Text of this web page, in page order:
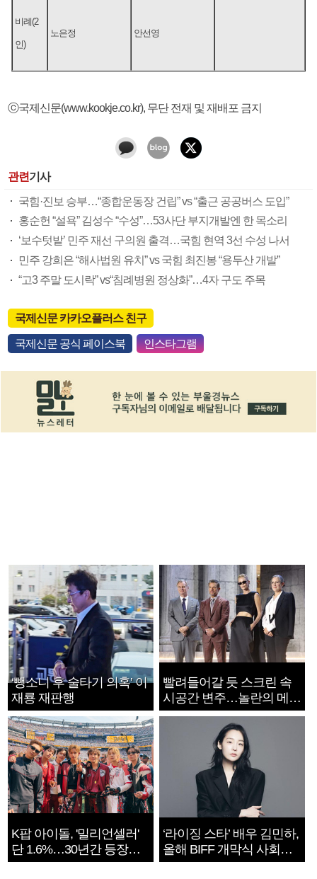
비례(2
인)
노은정 안선영
ⓒ국제신문(www.kookje.co.kr), 무단 전재 및 재배포 금지
관련기사
국힘·진보 승부…“종합운동장 건립” vs “출근 공공버스 도입”
홍순헌 “설욕” 김성수 “수성”…53사단 부지개발엔 한 목소리
‘보수텃밭’ 민주 재선 구의원 출격…국힘 현역 3선 수성 나서
민주 강희은 “해사법원 유치” vs 국힘 최진봉 “용두산 개발”
“고3 주말 도시락” vs“침례병원 정상화”…4자 구도 주목
국제신문 카카오플러스 친구
국제신문 공식 페이스북 인스타그램
‘뺑소니 후 술타기 의혹’ 이
재룡 재판행
빨려들어갈 듯 스크린 속
시공간 변주…놀란의 메시
지는 ‘전쟁 속죄’
K팝 아이돌, '밀리언셀러'
단 1.6%…30년간 등장
1182개팀 전수조사
‘라이징 스타’ 배우 김민하,
올해 BIFF 개막식 사회자
확정